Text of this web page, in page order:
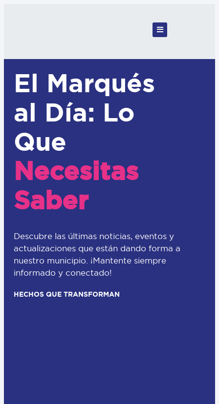
El Marqués
al Día: Lo
Que
Necesitas
Saber
Descubre las últimas noticias, eventos y
actualizaciones que están dando forma a
nuestro municipio. ¡Mantente siempre
informado y conectado!
HECHOS QUE TRANSFORMAN